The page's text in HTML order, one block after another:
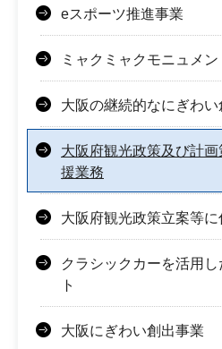
eスポーツ推進事業
ミャクミャクモニュメ
大阪の継続的なにぎわ
大阪府観光政策及び計
援業務
大阪府観光政策立案等
クラシックカーを活用
ト
大阪にぎわい創出事業